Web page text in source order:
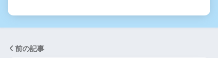
前の記事